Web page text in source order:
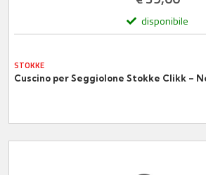
disponibile
STOKKE
Cuscino per Seggiolone Stokke Clikk –